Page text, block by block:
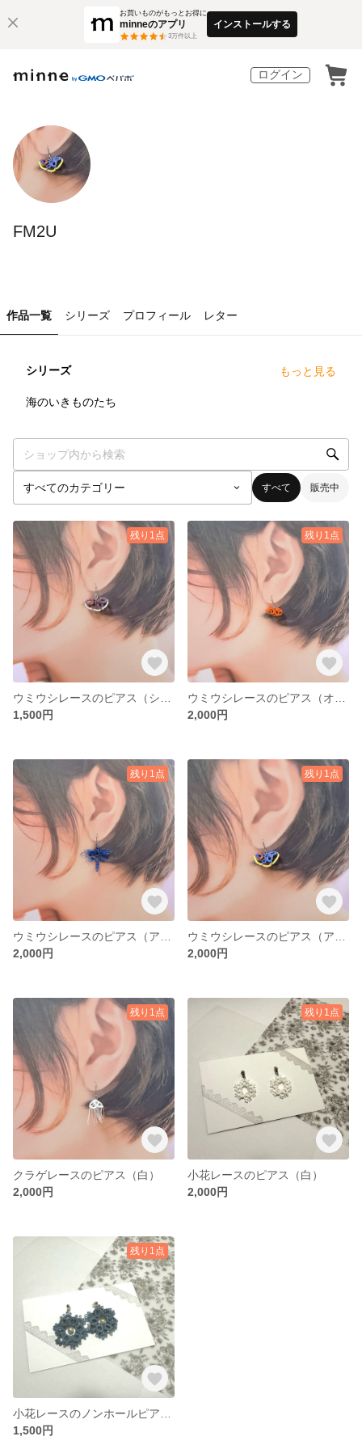
お買いものがもっとお得に
minneのアプリ
3万件以上
インストールする
ログイン
FM2U
作品一覧 シリーズ プロフィール レター
シリーズ もっと見る
海のいきものたち
すべて 販売中
残り1点
1,500円
残り1点
2,000円
残り1点
2,000円
残り1点
2,000円
残り1点
クラゲレースのピアス（白）
2,000円
残り1点
小花レースのピアス（白）
2,000円
残り1点
1,500円